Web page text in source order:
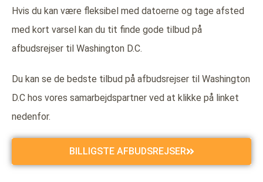
Hvis du kan være fleksibel med datoerne og tage afsted
med kort varsel kan du tit finde gode tilbud på
afbudsrejser til Washington D.C.
Du kan se de bedste tilbud på afbudsrejser til Washington
D.C hos vores samarbejdspartner ved at klikke på linket
nedenfor.
BILLIGSTE AFBUDSREJSER